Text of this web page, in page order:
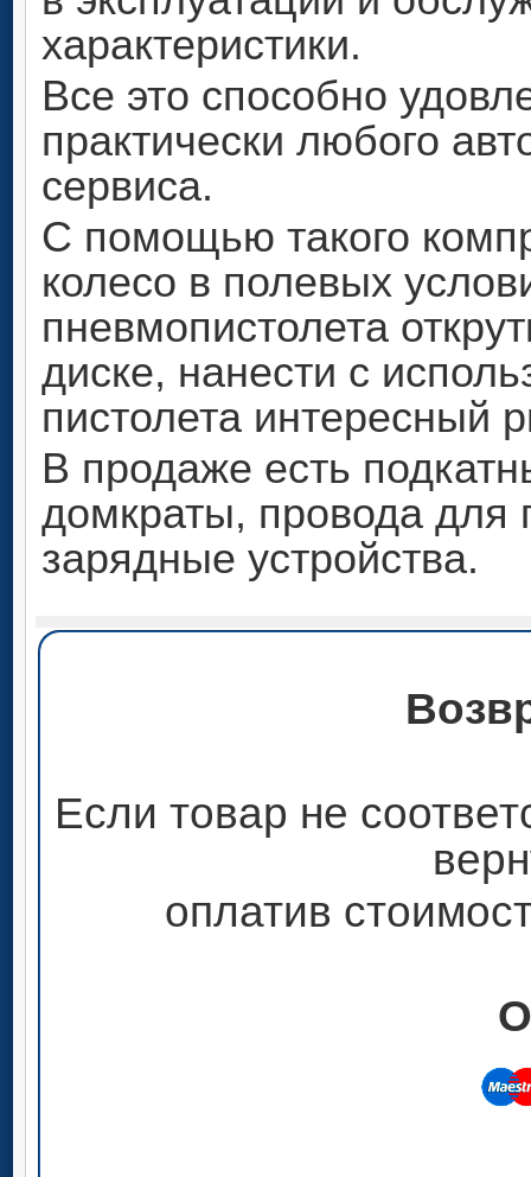
характеристики.
Все это способно
практически любого
сервиса.
С помощью такого
колесо в полевых
пневмопистолета
диске, нанести с
пистолета интересный
В продаже есть
домкраты, провода для
зарядные устройства.
Если товар не
оплатив